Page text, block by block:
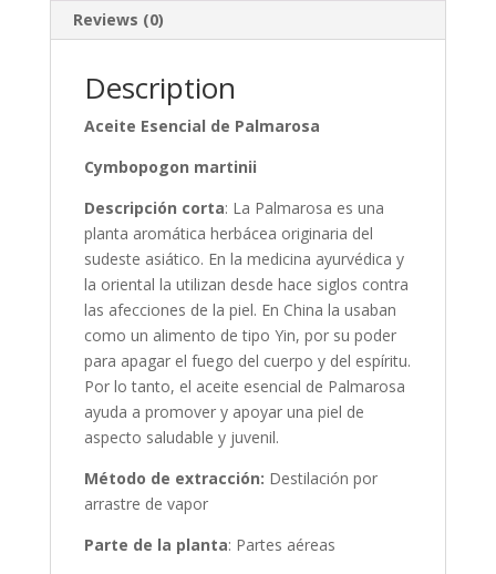
Reviews (0)
Description
Aceite Esencial de Palmarosa
Cymbopogon martinii
Descripción corta: La Palmarosa es una
planta aromática herbácea originaria del
sudeste asiático. En la medicina ayurvédica y
la oriental la utilizan desde hace siglos contra
las afecciones de la piel. En China la usaban
como un alimento de tipo Yin, por su poder
para apagar el fuego del cuerpo y del espíritu.
Por lo tanto, el aceite esencial de Palmarosa
ayuda a promover y apoyar una piel de
aspecto saludable y juvenil.
Método de extracción: Destilación por
arrastre de vapor
Parte de la planta: Partes aéreas